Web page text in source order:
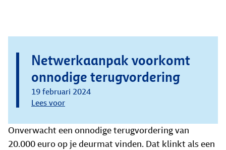
Netwerkaanpak voorkomt
onnodige terugvordering
19 februari 2024
Lees voor
Onverwacht een onnodige terugvordering van
20.000 euro op je deurmat vinden. Dat klinkt als een